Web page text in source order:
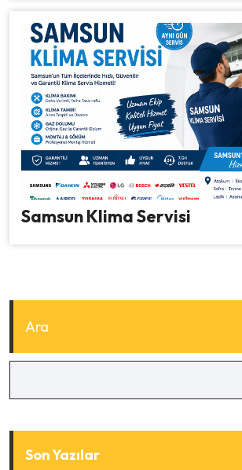
Samsun Klima Servisi
Ara
Son Yazılar